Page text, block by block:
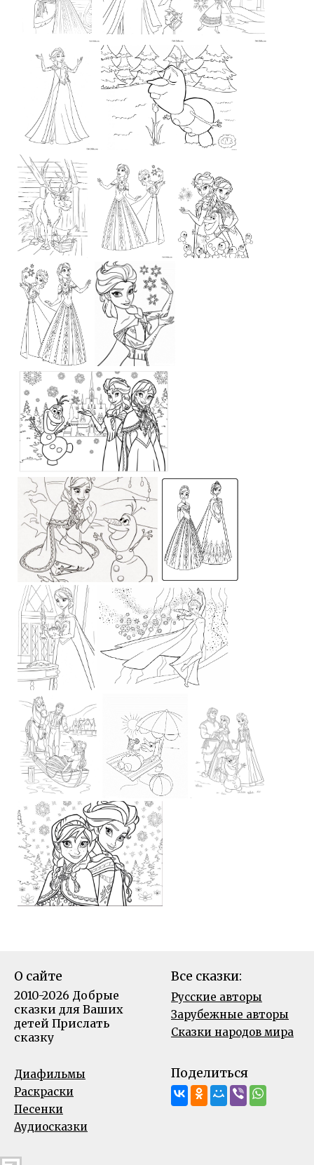
О сайте
2010-2026 Добрые
сказки для Ваших
детей Прислать
сказку
Все сказки:
Русские авторы
Зарубежные авторы
Сказки народов мира
Диафильмы
Раскраски
Песенки
Аудиосказки
Поделиться